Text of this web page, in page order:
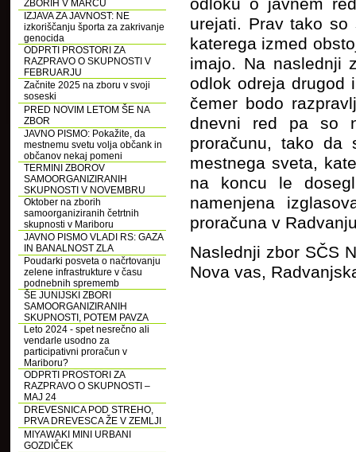
ZBORIH V MARCU
IZJAVA ZA JAVNOST: NE
izkoriščanju športa za zakrivanje
genocida
ODPRTI PROSTORI ZA
RAZPRAVO O SKUPNOSTI V
FEBRUARJU
Začnite 2025 na zboru v svoji
soseski
PRED NOVIM LETOM ŠE NA
ZBOR
JAVNO PISMO: Pokažite, da
mestnemu svetu volja občank in
občanov nekaj pomeni
TERMINI ZBOROV
SAMOORGANIZIRANIH
SKUPNOSTI V NOVEMBRU
Oktober na zborih
samoorganiziranih četrtnih
skupnosti v Mariboru
JAVNO PISMO VLADI RS: GAZA
IN BANALNOST ZLA
Poudarki posveta o načrtovanju
zelene infrastrukture v času
podnebnih sprememb
ŠE JUNIJSKI ZBORI
SAMOORGANIZIRANIH
SKUPNOSTI, POTEM PAVZA
Leto 2024 - spet nesrečno ali
vendarle usodno za
participativni proračun v
Mariboru?
ODPRTI PROSTORI ZA
RAZPRAVO O SKUPNOSTI –
MAJ 24
DREVESNICA POD STREHO,
PRVA DREVESCA ŽE V ZEMLJI
MIYAWAKI MINI URBANI
GOZDIČEK
odloku o javnem
urejati. Prav tako
katerega izmed
imajo. Na naslednji
odlok odreja drugod
čemer bodo
dnevni red pa so
proračunu, tako
mestnega sveta,
na koncu le
namenjena
proračuna v
Naslednji zbor SČS
Nova vas,